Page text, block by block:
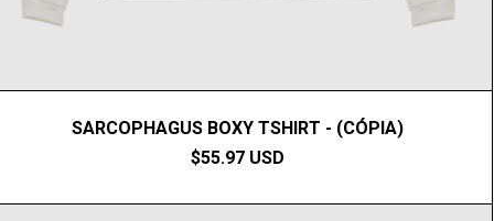
SARCOPHAGUS BOXY TSHIRT - (CÓPIA)
$55.97 USD